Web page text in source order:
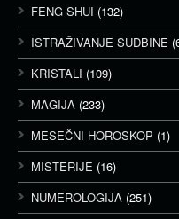
FENG SHUI (132)
ISTRAŽIVANJE SUDBINE
KRISTALI (109)
MAGIJA (233)
MESEČNI HOROSKOP (1)
MISTERIJE (16)
NUMEROLOGIJA (251)